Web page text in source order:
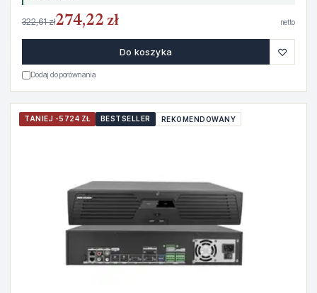
322,61 zł274,22 zł netto
Do koszyka ♡
Dodaj do porównania
TANIEJ -5724 ZŁ BESTSELLER REKOMENDOWANY